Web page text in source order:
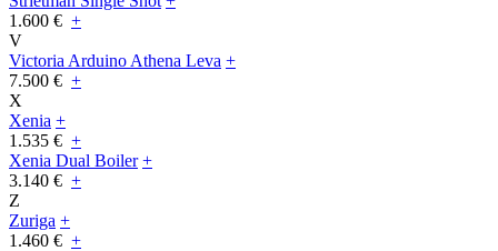
1.600 € +
V
Victoria Arduino Athena Leva +
7.500 € +
X
Xenia +
1.535 € +
Xenia Dual Boiler +
3.140 € +
Z
Zuriga +
1.460 € +